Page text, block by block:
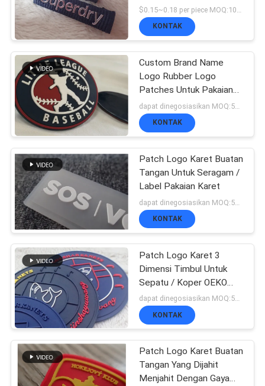
KEBIJAKAN
PRIVASI
Untuk Jaket
KONTAK
Custom Brand Name
Logo Rubber Logo
Patches Untuk Pakaian
Mirco Injection
KONTAK
Patch Logo Karet Buatan
Tangan Untuk Seragam /
Label Pakaian Karet
KONTAK
Patch Logo Karet 3
Dimensi Timbul Untuk
Sepatu / Koper OEKO
SGS BV
dapat dinegosiasikan MOQ:500pcs per warna
KONTAK
Patch Logo Karet Buatan
Tangan Yang Dijahit
Menjahit Dengan Gaya